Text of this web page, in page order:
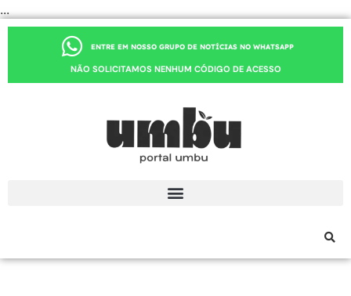
...
ENTRE EM NOSSO GRUPO DE NOTÍCIAS NO WHATSAPP
NÃO SOLICITAMOS NENHUM CÓDIGO DE ACESSO